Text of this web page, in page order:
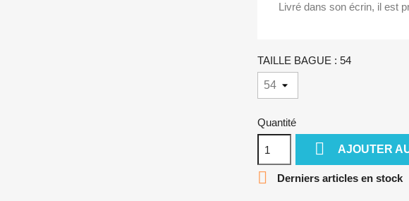
Livré dans son écrin, il est
TAILLE BAGUE : 54
Quantité
 AJOUTER
 Derniers articles en stock